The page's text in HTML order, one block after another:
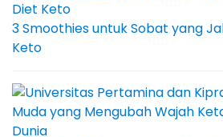
3 Smoothies untuk Sobat yang
Keto